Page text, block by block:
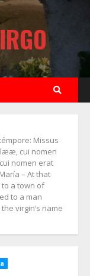
témpore: Missus
cui nomen
nomen erat
– At that
a town of
to a man
virgin’s name